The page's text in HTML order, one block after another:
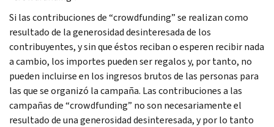
Si las contribuciones de “crowdfunding” se realizan como
resultado de la generosidad desinteresada de los
contribuyentes, y sin que éstos reciban o esperen recibir nada
a cambio, los importes pueden ser regalos y, por tanto, no
pueden incluirse en los ingresos brutos de las personas para
las que se organizó la campaña. Las contribuciones a las
campañas de “crowdfunding” no son necesariamente el
resultado de una generosidad desinteresada, y por lo tanto